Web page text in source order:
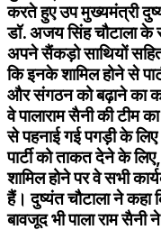
करते हुए उप मुख्यमंत्री
डॉ. अजय सिंह चौटाला के
अपने सैंकड़ो साथियों सहित
कि इनके शामिल होने से
और संगठन को बढ़ाने का
वे पालाराम सैनी की टीम
से पहनाई गई पगड़ी के
पार्टी को ताकत देने के
शामिल होने पर वे सभी
हैं। दुष्यंत चौटाला ने कहा
बावजूद भी पाला राम